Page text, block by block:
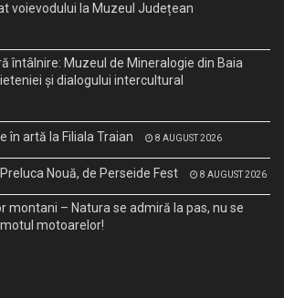
voievodului la Muzeul Județean
întâlnire: Muzeul de Mineralogie din Baia
și dialogului intercultural
în artă la Filiala Traian 8 AUGUST 2026
Nouă, de Perseide Fest 8 AUGUST 2026
montani – Natura se admiră la pas, nu se
motoarelor!